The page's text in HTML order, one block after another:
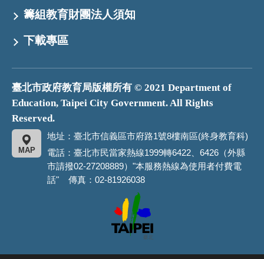
籌組教育財團法人須知
下載專區
臺北市政府教育局版權所有 © 2021 Department of
Education, Taipei City Government. All Rights
Reserved.
地址：臺北市信義區市府路1號8樓南區(終身教育科)
MAP
電話：臺北市民當家熱線1999轉6422、6426（外縣
市請撥02-27208889）"本服務熱線為使用者付費電
話" 傳真：02-81926038
市
政